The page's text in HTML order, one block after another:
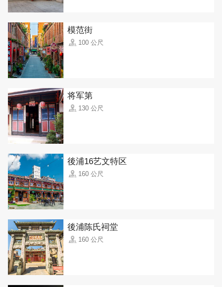
模范街
100 公尺
将军第
130 公尺
後浦16艺文特区
160 公尺
後浦陈氏祠堂
160 公尺